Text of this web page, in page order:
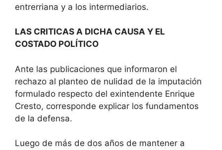
entrerriana y a los intermediarios.
LAS CRITICAS A DICHA CAUSA Y EL
COSTADO POLÍTICO
Ante las publicaciones que informaron el
rechazo al planteo de nulidad de la imputación
formulado respecto del exintendente Enrique
Cresto, corresponde explicar los fundamentos
de la defensa.
Luego de más de dos años de mantener a